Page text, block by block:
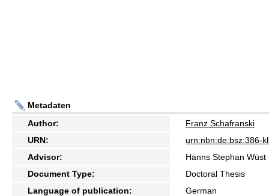
Metadaten
Author:
Franz Schafranski
URN:
urn:nbn:de:bsz:386-
Advisor:
Hanns Stephan Wüst
Document Type:
Doctoral Thesis
Language of publication:
German